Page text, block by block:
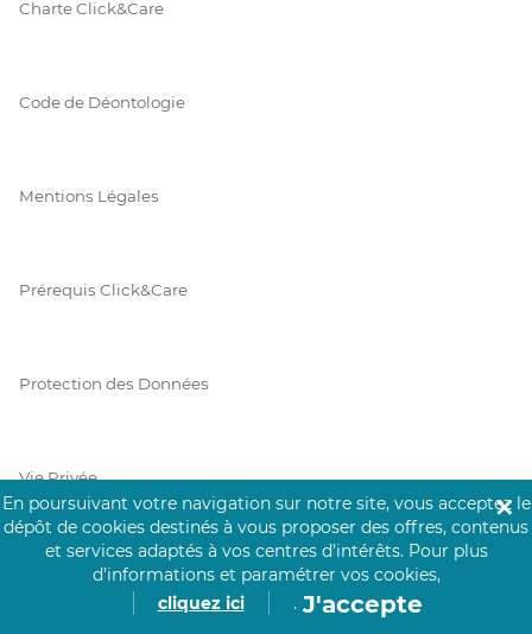
Charte Click&Care
Code de Déontologie
Mentions Légales
Prérequis Click&Care
Protection des Données
Vie Privée
PAIEMENT SÉCURISÉ
En poursuivant votre navigation sur notre site, vous acceptez le
dépôt de cookies destinés à vous proposer des offres, contenus
et services adaptés à vos centres d’intérêts. Pour plus
d’informations et paramétrer vos cookies,
cliquez ici
. J'accepte
✕